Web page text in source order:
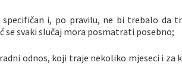
specifičan i, po pravilu, ne bi trebalo da
se svaki slučaj mora posmatrati posebno;
odnos, koji traje nekoliko mjeseci i za